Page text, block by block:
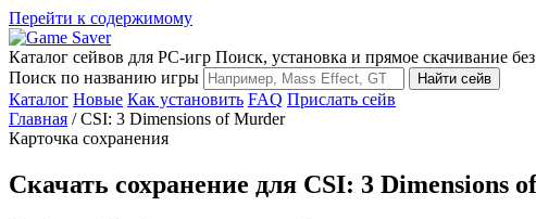
Перейти к содержимому
Каталог сейвов для PC-игр Поиск, установка и прямое скачивание
Поиск по названию игры
Найти сейв
Каталог Новые Как установить FAQ Прислать сейв
Главная / CSI: 3 Dimensions of Murder
Карточка сохранения
Скачать сохранение для CSI: 3 Dimensions